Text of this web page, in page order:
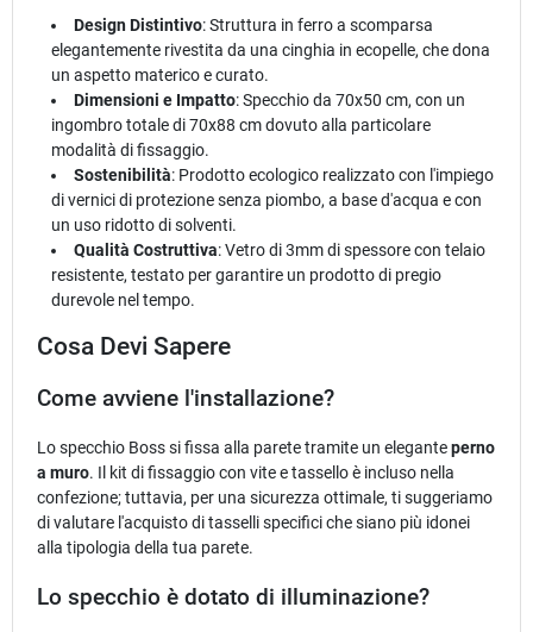
Design Distintivo: Struttura in ferro a scomparsa
elegantemente rivestita da una cinghia in ecopelle, che dona
un aspetto materico e curato.
Dimensioni e Impatto: Specchio da 70x50 cm, con un
ingombro totale di 70x88 cm dovuto alla particolare
modalità di fissaggio.
Sostenibilità: Prodotto ecologico realizzato con l'impiego
di vernici di protezione senza piombo, a base d'acqua e con
un uso ridotto di solventi.
Qualità Costruttiva: Vetro di 3mm di spessore con telaio
resistente, testato per garantire un prodotto di pregio
durevole nel tempo.
Cosa Devi Sapere
Come avviene l'installazione?
Lo specchio Boss si fissa alla parete tramite un eleganteperno
a muro. Il kit di fissaggio con vite e tassello è incluso nella
confezione; tuttavia, per una sicurezza ottimale, ti suggeriamo
di valutare l'acquisto di tasselli specifici che siano più idonei
alla tipologia della tua parete.
Lo specchio è dotato di illuminazione?